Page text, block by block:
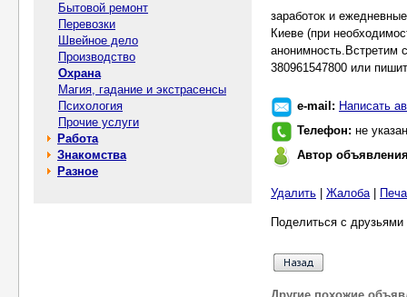
Бытовой ремонт
Перевозки
Швейное дело
Производство
Охрана
Магия, гадание и экстрасенсы
Психология
Прочие услуги
Работа
Знакомства
Разное
заработок и
Киеве (при
анонимность.Встретим
380961547800 или
e-mail: Написать
Телефон: не указан
Автор
Удалить Жалоба|
Поделиться с